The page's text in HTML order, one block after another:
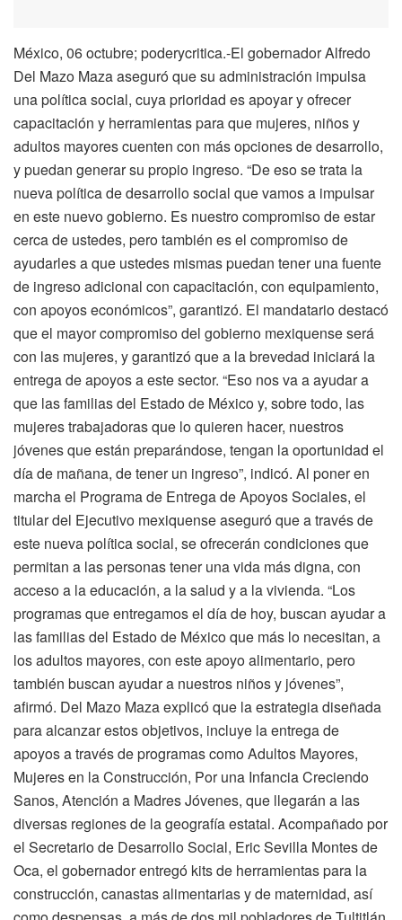
México, 06 octubre; poderycritica.-El gobernador Alfredo
Del Mazo Maza aseguró que su administración impulsa
una política social, cuya prioridad es apoyar y ofrecer
capacitación y herramientas para que mujeres, niños y
adultos mayores cuenten con más opciones de desarrollo,
y puedan generar su propio ingreso. “De eso se trata la
nueva política de desarrollo social que vamos a impulsar
en este nuevo gobierno. Es nuestro compromiso de estar
cerca de ustedes, pero también es el compromiso de
ayudarles a que ustedes mismas puedan tener una fuente
de ingreso adicional con capacitación, con equipamiento,
con apoyos económicos”, garantizó. El mandatario destacó
que el mayor compromiso del gobierno mexiquense será
con las mujeres, y garantizó que a la brevedad iniciará la
entrega de apoyos a este sector. “Eso nos va a ayudar a
que las familias del Estado de México y, sobre todo, las
mujeres trabajadoras que lo quieren hacer, nuestros
jóvenes que están preparándose, tengan la oportunidad el
día de mañana, de tener un ingreso”, indicó. Al poner en
marcha el Programa de Entrega de Apoyos Sociales, el
titular del Ejecutivo mexiquense aseguró que a través de
este nueva política social, se ofrecerán condiciones que
permitan a las personas tener una vida más digna, con
acceso a la educación, a la salud y a la vivienda. “Los
programas que entregamos el día de hoy, buscan ayudar a
las familias del Estado de México que más lo necesitan, a
los adultos mayores, con este apoyo alimentario, pero
también buscan ayudar a nuestros niños y jóvenes”,
afirmó. Del Mazo Maza explicó que la estrategia diseñada
para alcanzar estos objetivos, incluye la entrega de
apoyos a través de programas como Adultos Mayores,
Mujeres en la Construcción, Por una Infancia Creciendo
Sanos, Atención a Madres Jóvenes, que llegarán a las
diversas regiones de la geografía estatal. Acompañado por
el Secretario de Desarrollo Social, Eric Sevilla Montes de
Oca, el gobernador entregó kits de herramientas para la
construcción, canastas alimentarias y de maternidad, así